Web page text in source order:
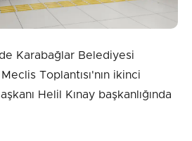
Karabağlar Belediyesi
Toplantısı'nın ikinci
Helil Kınay başkanlığında